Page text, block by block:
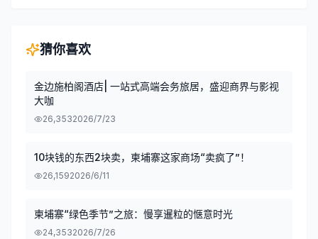
猜你喜欢
金边施柏阁酒店| 一站式高端会务旅居，盛迎商界与影视
大咖
26,3532026/7/23
10块钱的东西2块卖，柬埔寨这家商场“卖疯了”！
26,1592026/6/11
柬埔寨“绿色季节”之旅：慢享暹粒的惬意时光
24,3532026/7/26